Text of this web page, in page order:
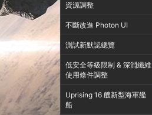
資源調整
不斷改進 Photon UI
測試新默認總覽
低安全等級限制 & 深淵纖維
使用條件調整
Uprising 16 艘新型海軍艦
船